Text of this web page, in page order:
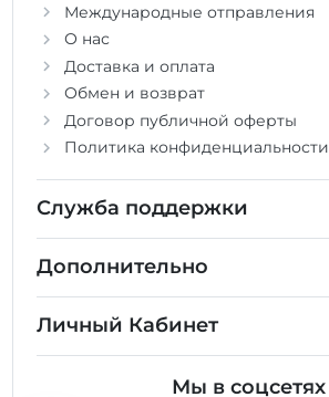
Международные отправления
О нас
Доставка и оплата
Обмен и возврат
Договор публичной оферты
Политика конфиденциальности
Служба поддержки
Дополнительно
Личный Кабинет
Мы в соцсетях